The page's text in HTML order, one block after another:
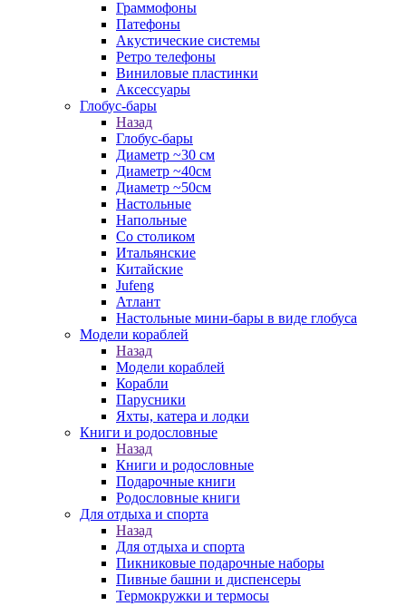
Граммофоны
Патефоны
Акустические системы
Ретро телефоны
Виниловые пластинки
Аксессуары
Глобус-бары
Назад
Глобус-бары
Диаметр ~30 см
Диаметр ~40см
Диаметр ~50см
Настольные
Напольные
Со столиком
Итальянские
Китайские
Jufeng
Атлант
Настольные мини-бары в виде глобуса
Модели кораблей
Назад
Модели кораблей
Корабли
Парусники
Яхты, катера и лодки
Книги и родословные
Назад
Книги и родословные
Подарочные книги
Родословные книги
Для отдыха и спорта
Назад
Для отдыха и спорта
Пикниковые подарочные наборы
Пивные башни и диспенсеры
Термокружки и термосы